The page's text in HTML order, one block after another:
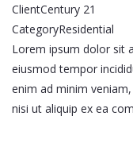
ClientCentury 21
CategoryResidential
Lorem ipsum dolor sit
eiusmod tempor
enim ad minim
nisi ut aliquip ex ea